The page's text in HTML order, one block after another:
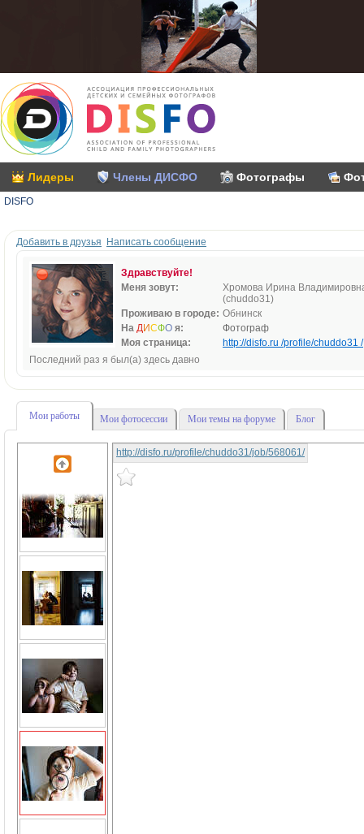
Лидеры Члены ДИСФО Фотографы
DISFO
Добавить в друзья Написать сообщение
Здравствуйте!
Меня зовут:
Хромова Ирина
(chuddo31)
Проживаю в городе: Обнинск
На ДИСФО я:
Фотограф
Моя страница:
http://disfo.ru /profile/chuddo31 /
Последний раз я был(а) здесь давно
Мои работы Мои фотосессии Мои темы на форуме Блог
http://disfo.ru/profile/chuddo31/job/568061/